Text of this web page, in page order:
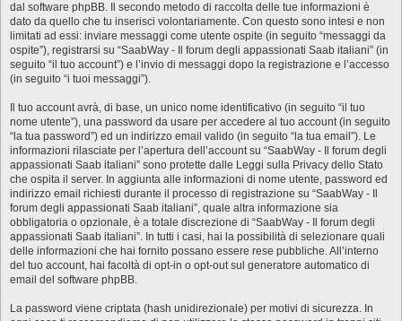
dal software phpBB. Il secondo metodo di raccolta delle tue informazioni è
dato da quello che tu inserisci volontariamente. Con questo sono intesi e non
limitati ad essi: inviare messaggi come utente ospite (in seguito “messaggi da
ospite”), registrarsi su “SaabWay - Il forum degli appassionati Saab italiani” (in
seguito “il tuo account”) e l’invio di messaggi dopo la registrazione e l’accesso
(in seguito “i tuoi messaggi”).
Il tuo account avrà, di base, un unico nome identificativo (in seguito “il tuo
nome utente”), una password da usare per accedere al tuo account (in seguito
“la tua password”) ed un indirizzo email valido (in seguito “la tua email”). Le
informazioni rilasciate per l’apertura dell’account su “SaabWay - Il forum degli
appassionati Saab italiani” sono protette dalle Leggi sulla Privacy dello Stato
che ospita il server. In aggiunta alle informazioni di nome utente, password ed
indirizzo email richiesti durante il processo di registrazione su “SaabWay - Il
forum degli appassionati Saab italiani”, quale altra informazione sia
obbligatoria o opzionale, è a totale discrezione di “SaabWay - Il forum degli
appassionati Saab italiani”. In tutti i casi, hai la possibilità di selezionare quali
delle informazioni che hai fornito possano essere rese pubbliche. All’interno
del tuo account, hai facoltà di opt-in o opt-out sul generatore automatico di
email del software phpBB.
La password viene criptata (hash unidirezionale) per motivi di sicurezza. In